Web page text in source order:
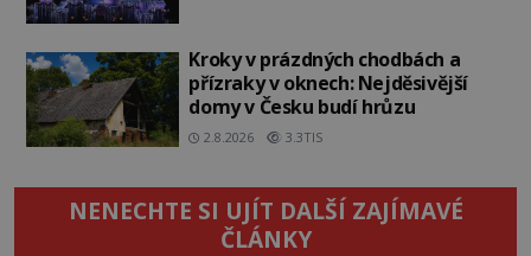
Kroky v prázdných chodbách a
přízraky v oknech: Nejděsivější
domy v Česku budí hrůzu
2.8.2026 3.3TIS
NENECHTE SI UJÍT DALŠÍ ZAJÍMAVÉ
ČLÁNKY